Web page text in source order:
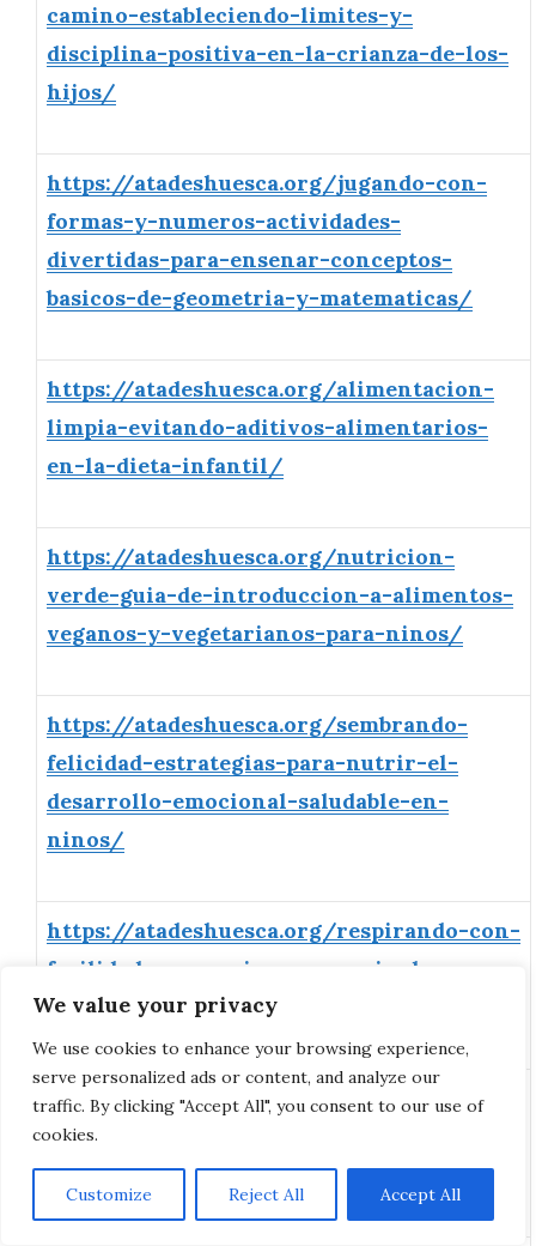
We value your privacy
We use cookies to enhance your browsing experience,
serve personalized ads or content, and analyze our
traffic. By clicking "Accept All", you consent to our use of
cookies.
Customize Reject All Accept All
camino-estableciendo-limites-y-
disciplina-positiva-en-la-crianza-de-los-
hijos/
https://atadeshuesca.org/jugando-con-
formas-y-numeros-actividades-
divertidas-para-ensenar-conceptos-
basicos-de-geometria-y-matematicas/
https://atadeshuesca.org/alimentacion-
limpia-evitando-aditivos-alimentarios-
en-la-dieta-infantil/
https://atadeshuesca.org/nutricion-
verde-guia-de-introduccion-a-alimentos-
veganos-y-vegetarianos-para-ninos/
https://atadeshuesca.org/sembrando-
felicidad-estrategias-para-nutrir-el-
desarrollo-emocional-saludable-en-
ninos/
https://atadeshuesca.org/respirando-con-
facilidad-prevencion-y-manejo-de-
alergias-estacionales-en-ninos/
https://atadeshuesca.org/delantalitos-
listos-transformando-la-cocina-en-un-
aula-de-diversion-y-aprendizaje/